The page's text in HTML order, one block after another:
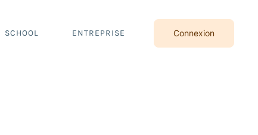
SCHOOL ENTREPRISE Connexion